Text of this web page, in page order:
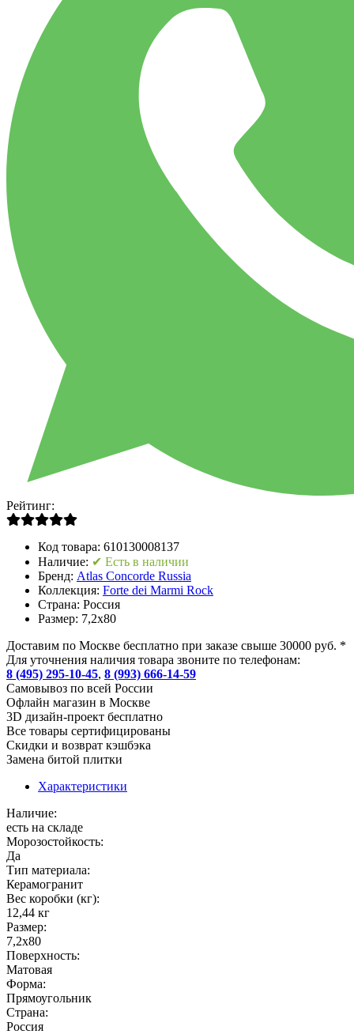
Рейтинг:
Код товара: 610130008137
Наличие: ✔ Есть в наличии
Бренд: Atlas Concorde Russia
Коллекция: Forte dei Marmi Rock
Страна: Россия
Размер: 7,2x80
Доставим по Москве бесплатно при заказе свыше 30000 руб. *
Для уточнения наличия товара звоните по телефонам:
8 (495) 295-10-45, 8 (993) 666-14-59
Cамовывоз по всей России
Офлайн магазин в Москве
3D дизайн-проект бесплатно
Все товары сертифицированы
Скидки и возврат кэшбэка
Замена битой плитки
Характеристики
Наличие:
есть на складе
Морозостойкость:
Да
Тип материала:
Керамогранит
Вес коробки (кг):
12,44 кг
Размер:
7,2x80
Поверхность:
Матовая
Форма:
Прямоугольник
Страна:
Россия